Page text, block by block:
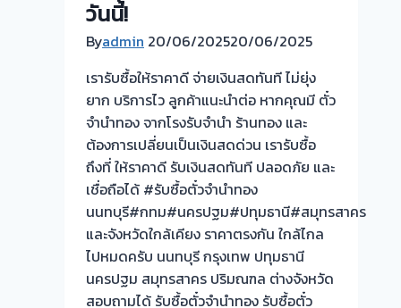
🇹🇭
รับ
ซื้อ
ตั๋ว
จำนำ
ทอง
ยินดี
บริการ
ประเมิน
หน้า
ตั๋ว
ฟรี
ทอง-
ราย-
ติ
วาา
นนท์
นนทบุรี
ให้
ราคา
สูง
วันนี้!
Byadmin 20/06/202520/06/2025
เรารับซื้อให้ราคาดี จ่ายเงินสดทันที ไม่ยุ่ง
ยาก บริการไว ลูกค้าแนะนำต่อ หากคุณมี ตั๋ว
จำนำทอง จากโรงรับจำนำ ร้านทอง และ
ต้องการเปลี่ยนเป็นเงินสดด่วน เรารับซื้อ
ถึงที่ ให้ราคาดี รับเงินสดทันที ปลอดภัย และ
เชื่อถือได้ #รับซื้อตั๋วจำนำทอง
นนทบุรี#กทม#นครปฐม#ปทุมธานี#สมุทรสาคร
และจังหวัดใกล้เคียง ราคาตรงกัน ใกล้ไกล
ไปหมดครับ นนทบุรี กรุงเทพ ปทุมธานี
นครปฐม สมุทรสาคร ปริมณฑล ต่างจังหวัด
สอบถามได้ รับซื้อตั๋วจำนำทอง รับซื้อตั๋ว